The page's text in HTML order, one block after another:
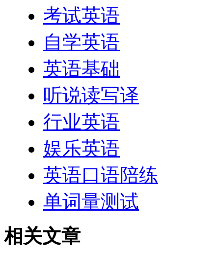
考试英语
自学英语
英语基础
听说读写译
行业英语
娱乐英语
英语口语陪练
单词量测试
相关文章